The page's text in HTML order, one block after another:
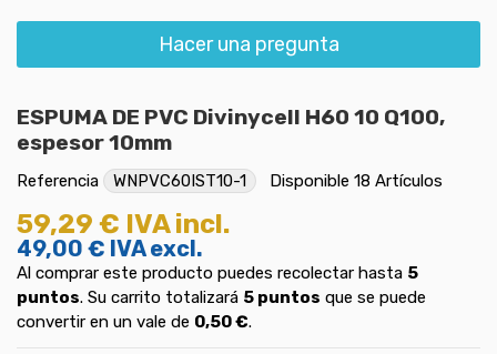
Hacer una pregunta
ESPUMA DE PVC Divinycell H60 10 Q100,
espesor 10mm
Referencia WNPVC60IST10-1 Disponible 18 Artículos
59,29 € IVA incl.
49,00 € IVA excl.
Al comprar este producto puedes recolectar hasta 5
puntos. Su carrito totalizará 5 puntos que se puede
convertir en un vale de 0,50 €.